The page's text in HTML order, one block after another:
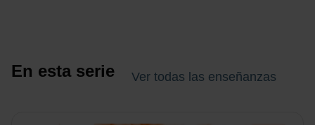
En esta serie Ver todas las enseñanzas